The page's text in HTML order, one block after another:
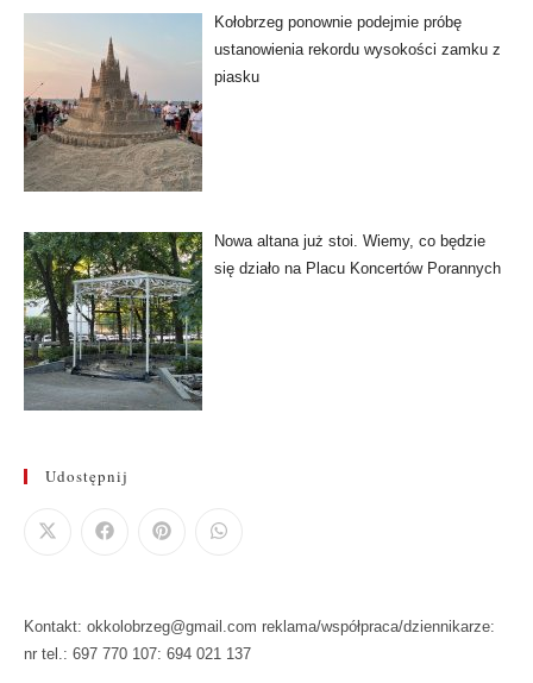
Kołobrzeg ponownie podejmie próbę
ustanowienia rekordu wysokości zamku z
piasku
Nowa altana już stoi. Wiemy, co będzie
się działo na Placu Koncertów Porannych
Udostępnij
Kontakt: okkolobrzeg@gmail.com reklama/współpraca/dziennikarze:
nr tel.: 697 770 107: 694 021 137